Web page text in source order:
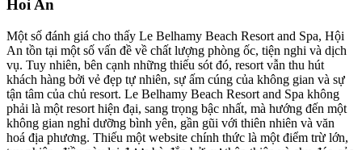
Hoi An
Một số đánh giá cho thấy Le Belhamy Beach Resort and Spa, Hội
An tồn tại một số vấn đề về chất lượng phòng ốc, tiện nghi và dịch
vụ. Tuy nhiên, bên cạnh những thiếu sót đó, resort vẫn thu hút
khách hàng bởi vẻ đẹp tự nhiên, sự ấm cúng của không gian và sự
tận tâm của chủ resort. Le Belhamy Beach Resort and Spa không
phải là một resort hiện đại, sang trọng bậc nhất, mà hướng đến một
không gian nghỉ dưỡng bình yên, gần gũi với thiên nhiên và văn
hoá địa phương. Thiếu một website chính thức là một điểm trừ lớn,